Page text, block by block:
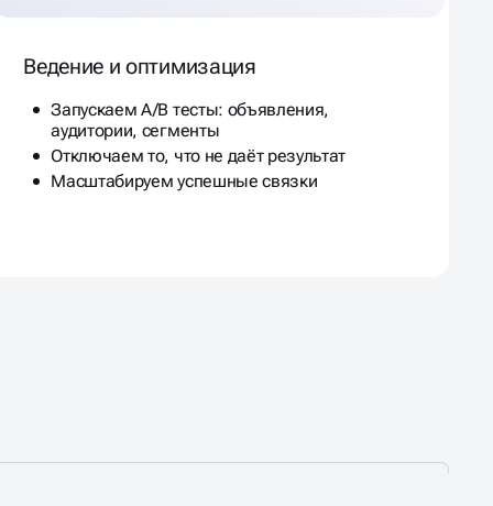
Ведение и оптимизация
Запускаем A/B тесты: объявления,
аудитории, сегменты
Отключаем то, что не даёт результат
Масштабируем успешные связки